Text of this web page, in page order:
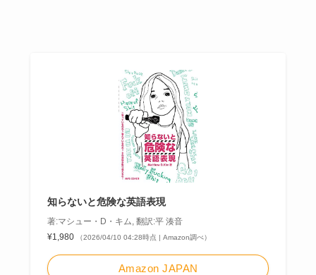
知らないと危険な英語表現
著:マシュー・D・キム, 翻訳:平 湊音
¥1,980
（2026/04/10 04:28時点 | Amazon調べ）
Amazon JAPAN